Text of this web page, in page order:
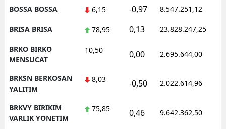
BOSSA BOSSA 6,15 -0,97 8.547.251,12
BRISA BRISA 78,95 0,13 23.828.247,25
BRKO BIRKO
MENSUCAT
10,50 0,00 2.695.644,00
BRKSN BERKOSAN
YALITIM
8,03 -0,50 2.022.614,96
BRKVY BIRIKIM
VARLIK YONETIM
75,85 0,46 9.642.362,50